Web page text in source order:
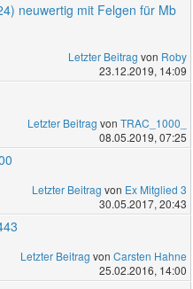
neuwertig mit Felgen für Mb
Letzter Beitrag von Roby
23.12.2019, 14:09
Letzter Beitrag von TRAC_1000_
08.05.2019, 07:25
Letzter Beitrag von Ex Mitglied 3
30.05.2017, 20:43
Letzter Beitrag von Carsten Hahne
25.02.2016, 14:00